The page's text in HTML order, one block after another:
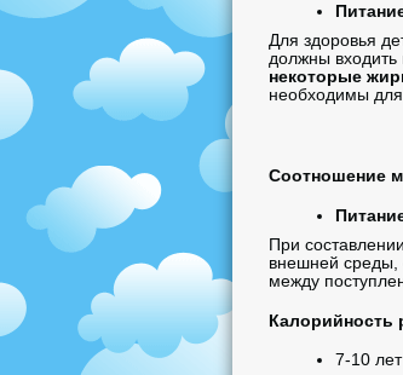
Для здоровья
должны входить
некоторые
необходимы для
Соотношение
При
внешней среды,
между
Калорийность
7-10